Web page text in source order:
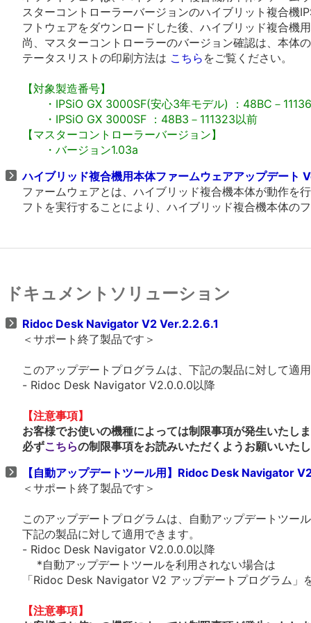
スターコントローラーバージョンのハイブリット複合
フトウェアをダウンロードした後、ハイブリッド複合機
尚、マスターコントローラーのバージョン確認は、本体
テータスリストの印刷方法は こちら をご覧ください。
【対象製造番号】
・IPSiO GX 3000SF(安心3年モデル) ：48BC－
・IPSiO GX 3000SF ：48B3－111323以前
【マスターコントローラーバージョン】
・バージョン1.03a
ハイブリッド複合機用本体ファームウェアアップデート
ファームウェアとは、ハイブリッド複合機本体が動作を
フトを実行することにより、ハイブリッド複合機本体の
ドキュメントソリューション
Ridoc Desk Navigator V2 Ver.2.2.6.1
＜サポート終了製品です＞
このアップデートプログラムは、下記の製品に対して適
- Ridoc Desk Navigator V2.0.0.0以降
【注意事項】
お客様でお使いの機種によっては制限事項が発生いたし
必ずこちらの制限事項をお読みいただくようお願いいた
【自動アップデートツール用】Ridoc Desk Navigator
＜サポート終了製品です＞
このアップデートプログラムは、自動アップデートツー
下記の製品に対して適用できます。
- Ridoc Desk Navigator V2.0.0.0以降
*自動アップデートツールを利用されない場合は
「Ridoc Desk Navigator V2 アップデートプログラム」
【注意事項】